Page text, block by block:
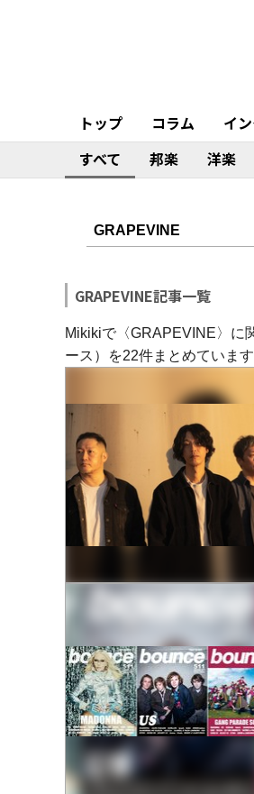
トップ コラム イ
すべて
邦楽 洋楽
GRAPEVINE記事一覧
Mikikiで〈GRAPEVINE〉に
ース）を22件まとめています